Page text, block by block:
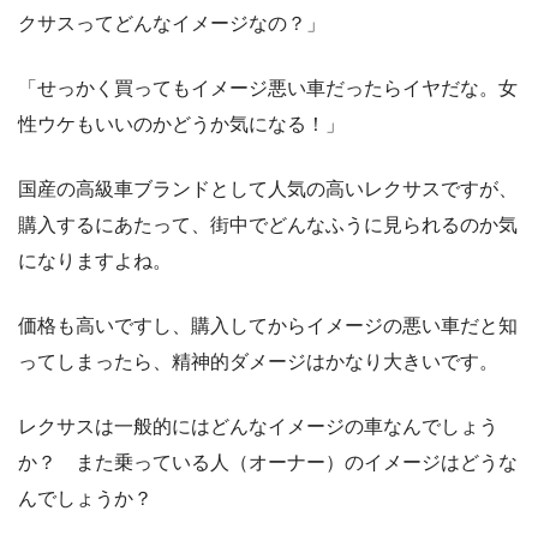
クサスってどんなイメージなの？」
「せっかく買ってもイメージ悪い車だったらイヤだな。女
性ウケもいいのかどうか気になる！」
国産の高級車ブランドとして人気の高いレクサスですが、
購入するにあたって、街中でどんなふうに見られるのか気
になりますよね。
価格も高いですし、購入してからイメージの悪い車だと知
ってしまったら、精神的ダメージはかなり大きいです。
レクサスは一般的にはどんなイメージの車なんでしょう
か？ また乗っている人（オーナー）のイメージはどうな
んでしょうか？